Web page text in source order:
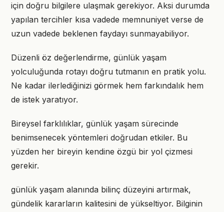
için doğru bilgilere ulaşmak gerekiyor. Aksi durumda
yapılan tercihler kısa vadede memnuniyet verse de
uzun vadede beklenen faydayı sunmayabiliyor.
Düzenli öz değerlendirme, günlük yaşam
yolculuğunda rotayı doğru tutmanın en pratik yolu.
Ne kadar ilerlediğinizi görmek hem farkındalık hem
de istek yaratıyor.
Bireysel farklılıklar, günlük yaşam sürecinde
benimsenecek yöntemleri doğrudan etkiler. Bu
yüzden her bireyin kendine özgü bir yol çizmesi
gerekir.
günlük yaşam alanında bilinç düzeyini artırmak,
gündelik kararların kalitesini de yükseltiyor. Bilginin